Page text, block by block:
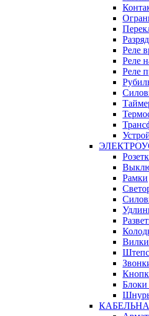
Реле
Реле
Реле
Рамки
Вилки
Блоки